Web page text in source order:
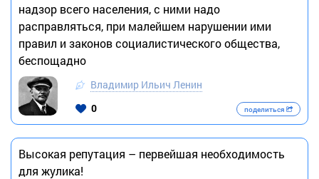
надзор всего населения, с ними надо
расправляться, при малейшем нарушении ими
правил и законов социалистического общества,
беспощадно
Владимир Ильич Ленин
0
поделиться
Высокая репутация – первейшая необходимость
для жулика!